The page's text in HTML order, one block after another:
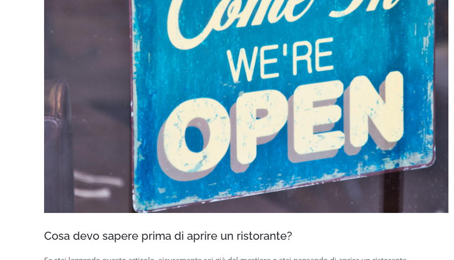
Cosa devo sapere prima di aprire un ristorante?